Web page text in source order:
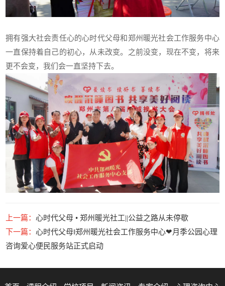
拥有强大社会责任心的心时代父母和郑州暖光社会工作服务中心
一直保持着自己的初心，从未改变。之前没变，现在不变，将来
更不会变，我们会一直坚持下去。
上一篇：心时代父母 • 郑州暖光社工||公益之路从未停歇
下一篇：心时代父母‖郑州暖光社会工作服务中心❤月季公园心理
咨询爱心便民服务站正式启动